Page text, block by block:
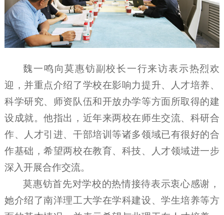
魏一鸣向莫惠钫副校长一行来访表示热烈欢
迎，并重点介绍了学校在影响力提升、人才培养、
科学研究、师资队伍和开放办学等方面所取得的建
设成就。他指出，近年来两校在师生交流、科研合
作、人才引进、干部培训等诸多领域已有很好的合
作基础，希望两校在教育、科技、人才领域进一步
深入开展合作交流。
莫惠钫首先对学校的热情接待表示衷心感谢，
她介绍了南洋理工大学在学科建设、学生培养等方